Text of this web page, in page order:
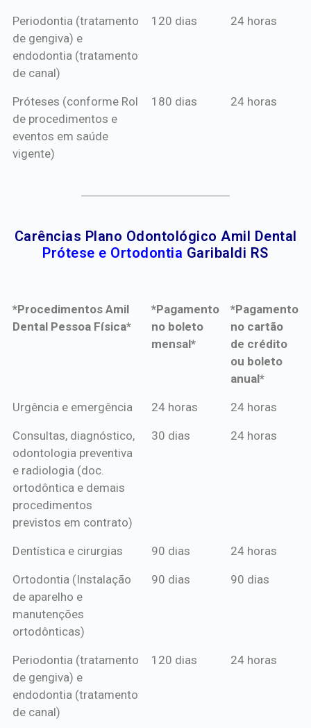
Periodontia (tratamento
de gengiva) e
endodontia (tratamento
de canal)
120 dias 24 horas
Próteses (conforme Rol
de procedimentos e
eventos em saúde
vigente)
180 dias 24 horas
Carências Plano Odontológico Amil Dental
Prótese e Ortodontia Garibaldi RS
*Procedimentos Amil
Dental Pessoa Física*
*Pagamento
no boleto
mensal*
*Pagamento
no cartão
de crédito
ou boleto
anual*
*Procedimentos Amil
*Pagamento
mensal*
*Pagamento
de crédito
Urgência e emergência 24 horas 24 horas
Consultas, diagnóstico,
odontologia preventiva
e radiologia (doc.
ortodôntica e demais
procedimentos
previstos em contrato)
30 dias 24 horas
Dentística e cirurgias 90 dias 24 horas
Ortodontia (Instalação
de aparelho e
manutenções
ortodônticas)
90 dias 90 dias
Periodontia (tratamento
de gengiva) e
endodontia (tratamento
de canal)
120 dias 24 horas